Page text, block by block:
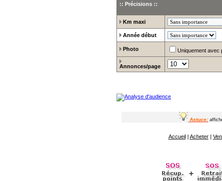
:: Précisions ::
Km maxi
Année début
Photo Uniquement avec
Annonces/page
Astuce:
Accueil| Acheter|